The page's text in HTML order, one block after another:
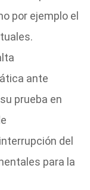
por ejemplo el
ante
prueba en
del
para la